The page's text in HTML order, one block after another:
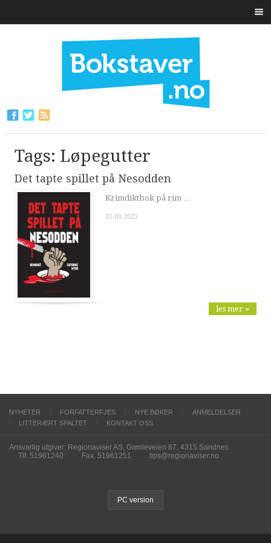
Tags: Løpegutter
Det tapte spillet på Nesodden
Krimdiktbok på rim …
31.03.2023
les mer »
NYHETER FORFATTERFJES NYE BØKER
ANMELDELSER
LITTERÆRT SPALTET
KONTAKT OSS
Ansvarlig utgiver: Regionaviser AS, Gamleveien 87, 4315 Sandnes
Tlf. 51961240
Fax. 51961251 tips@regionaviser.no
PC version